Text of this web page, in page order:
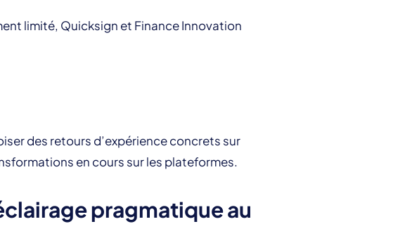
limité, Quicksign et Finance Innovation
des retours d’expérience concrets sur
en cours sur les plateformes.
pragmatique au